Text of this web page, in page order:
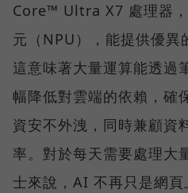
Core™ Ultra X7 處理器
元（NPU），能提供優異
這意味著大量運算能透過
幅降低對雲端的依賴，確
資安不外洩，同時兼顧資
率。對於每天需要處理大
士來說，AI 不再只是網